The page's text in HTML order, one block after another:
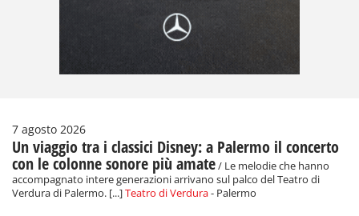
7 agosto 2026
Un viaggio tra i classici Disney: a Palermo il concerto
con le colonne sonore più amate/ Le melodie che hanno
accompagnato intere generazioni arrivano sul palco del Teatro di
Verdura di Palermo. [...]Teatro di Verdura- Palermo